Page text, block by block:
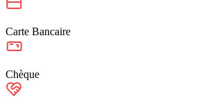
Carte Bancaire
Chèque